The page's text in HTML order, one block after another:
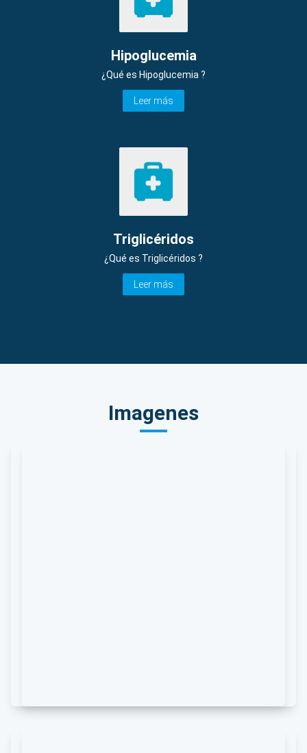
Hipoglucemia
¿Qué es Hipoglucemia ?
Leer más
Triglicéridos
¿Qué es Triglicéridos ?
Leer más
Imagenes